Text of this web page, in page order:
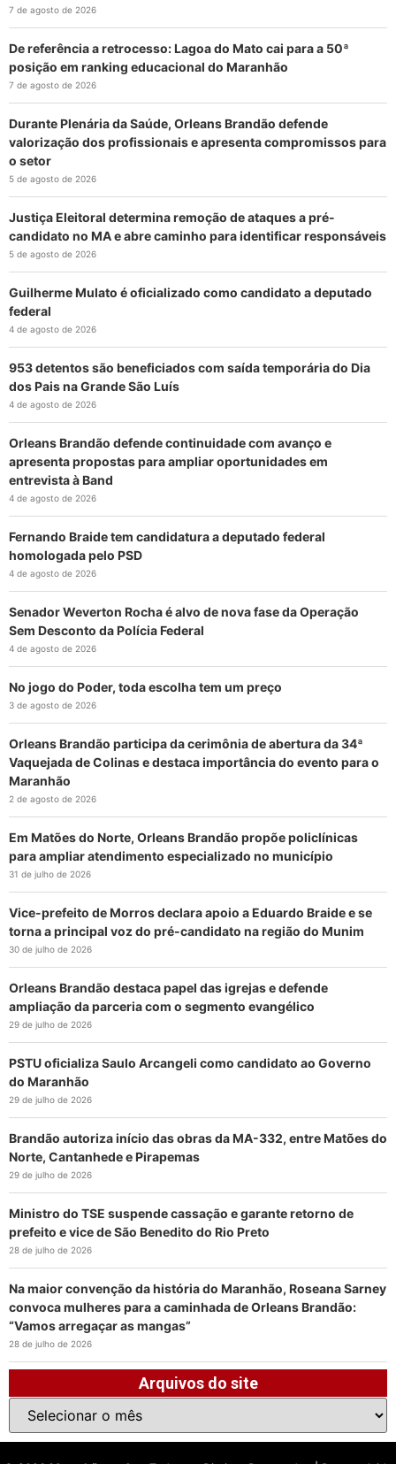
7 de agosto de 2026
De referência a retrocesso: Lagoa do Mato cai para a 50ª
posição em ranking educacional do Maranhão
7 de agosto de 2026
Durante Plenária da Saúde, Orleans Brandão defende
valorização dos profissionais e apresenta compromissos para
o setor
5 de agosto de 2026
Justiça Eleitoral determina remoção de ataques a pré-
candidato no MA e abre caminho para identificar responsáveis
5 de agosto de 2026
Guilherme Mulato é oficializado como candidato a deputado
federal
4 de agosto de 2026
953 detentos são beneficiados com saída temporária do Dia
dos Pais na Grande São Luís
4 de agosto de 2026
Orleans Brandão defende continuidade com avanço e
apresenta propostas para ampliar oportunidades em
entrevista à Band
4 de agosto de 2026
Fernando Braide tem candidatura a deputado federal
homologada pelo PSD
4 de agosto de 2026
Senador Weverton Rocha é alvo de nova fase da Operação
Sem Desconto da Polícia Federal
4 de agosto de 2026
No jogo do Poder, toda escolha tem um preço
3 de agosto de 2026
Orleans Brandão participa da cerimônia de abertura da 34ª
Vaquejada de Colinas e destaca importância do evento para o
Maranhão
2 de agosto de 2026
Em Matões do Norte, Orleans Brandão propõe policlínicas
para ampliar atendimento especializado no município
31 de julho de 2026
Vice-prefeito de Morros declara apoio a Eduardo Braide e se
torna a principal voz do pré-candidato na região do Munim
30 de julho de 2026
Orleans Brandão destaca papel das igrejas e defende
ampliação da parceria com o segmento evangélico
29 de julho de 2026
PSTU oficializa Saulo Arcangeli como candidato ao Governo
do Maranhão
29 de julho de 2026
Brandão autoriza início das obras da MA-332, entre Matões do
Norte, Cantanhede e Pirapemas
29 de julho de 2026
Ministro do TSE suspende cassação e garante retorno de
prefeito e vice de São Benedito do Rio Preto
28 de julho de 2026
Na maior convenção da história do Maranhão, Roseana Sarney
convoca mulheres para a caminhada de Orleans Brandão:
“Vamos arregaçar as mangas”
28 de julho de 2026
Arquivos do site